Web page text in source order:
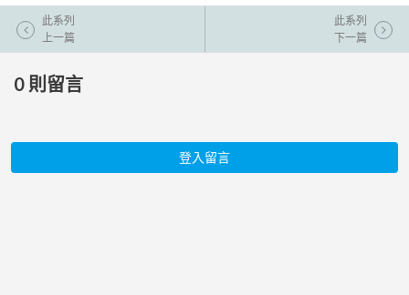
此系列
上一篇
此系列
下一篇
0 則留言
登入留言